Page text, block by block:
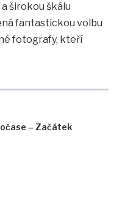
– Začátek
širokou škálu
fantastickou volbu
fotografy, kteří